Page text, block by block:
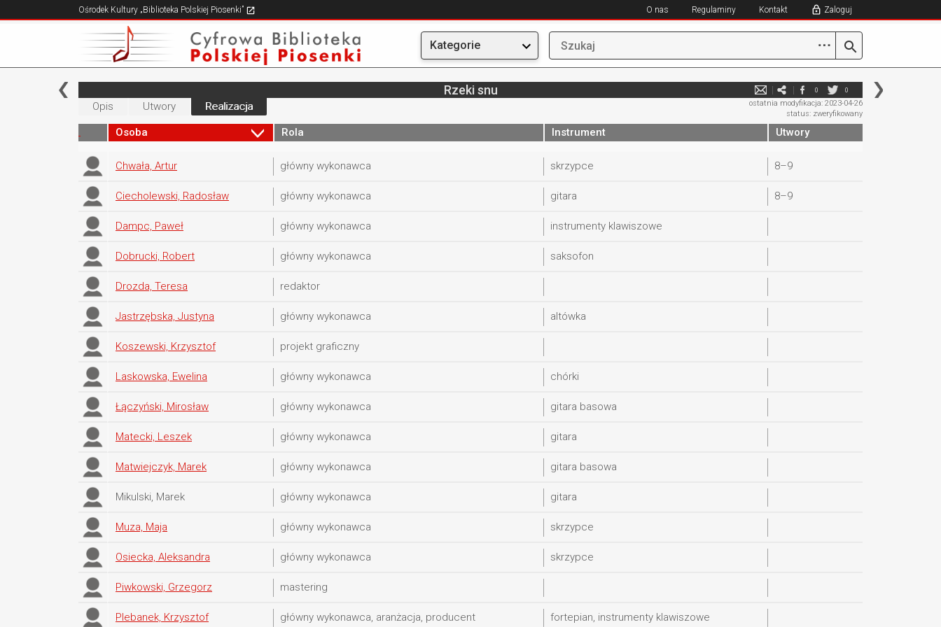
Ośrodek Kultury „Biblioteka Polskiej Piosenki” O nas Regulaminy Kontakt Zaloguj
Kategorie ⋯
Rzeki snu 0 0
ostatnia modyfikacja: 2023-04-26
status: zweryfikowany
Opis Utwory Realizacja
Osoba Rola Instrument Utwory
Chwała, Artur główny wykonawca skrzypce 8–9
Ciecholewski, Radosław główny wykonawca gitara 8–9
Dampc, Paweł główny wykonawca instrumenty klawiszowe
Dobrucki, Robert główny wykonawca saksofon
Drozda, Teresa redaktor
Jastrzębska, Justyna główny wykonawca altówka
Koszewski, Krzysztof projekt graficzny
Laskowska, Ewelina główny wykonawca chórki
Łączyński, Mirosław główny wykonawca gitara basowa
Matecki, Leszek główny wykonawca gitara
Matwiejczyk, Marek główny wykonawca gitara basowa
Mikulski, Marek główny wykonawca gitara
Muza, Maja główny wykonawca skrzypce
Osiecka, Aleksandra główny wykonawca skrzypce
Piwkowski, Grzegorz mastering
Plebanek, Krzysztof główny wykonawca, aranżacja, producent fortepian, instrumenty klawiszowe